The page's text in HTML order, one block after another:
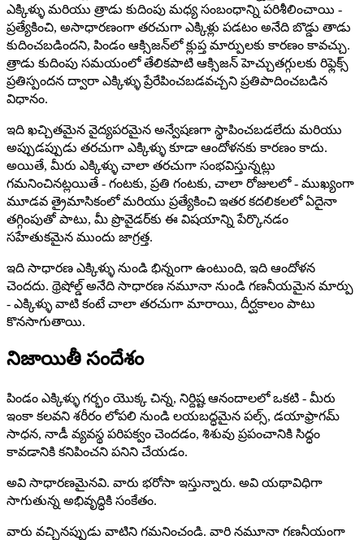
ఎక్కిళ్ళు మరియు త్రాడు కుదింపు మధ్య సంబంధాన్ని పరిశీలించాయి -
ప్రత్యేకించి, అసాధారణంగా తరచుగా ఎక్కిళ్లు పడటం అనేది బొడ్డు తాడు
కుదించబడిందని, పిండం ఆక్సిజన్‌లో క్లుప్త మార్పులకు కారణం కావచ్చు.
త్రాడు కుదింపు సమయంలో తేలికపాటి ఆక్సిజన్ హెచ్చుతగ్గులకు రిఫ్లెక్స్
ప్రతిస్పందన ద్వారా ఎక్కిళ్ళు ప్రేరేపించబడవచ్చని ప్రతిపాదించబడిన
విధానం.
ఇది ఖచ్చితమైన వైద్యపరమైన అన్వేషణగా స్థాపించబడలేదు మరియు
అప్పుడప్పుడు తరచుగా ఎక్కిళ్ళు కూడా ఆందోళనకు కారణం కాదు.
అయితే, మీరు ఎక్కిళ్ళు చాలా తరచుగా సంభవిస్తున్నట్లు
గమనించినట్లయితే - గంటకు, ప్రతి గంటకు, చాలా రోజులలో - ముఖ్యంగా
మూడవ త్రైమాసికంలో మరియు ప్రత్యేకించి ఇతర కదలికలలో ఏదైనా
తగ్గింపుతో పాటు, మీ ప్రొవైడర్‌కు ఈ విషయాన్ని పేర్కొనడం
సహేతుకమైన ముందు జాగ్రత్త.
ఇది సాధారణ ఎక్కిళ్ళు నుండి భిన్నంగా ఉంటుంది, ఇది ఆందోళన
చెందదు. థ్రెషోల్డ్ అనేది సాధారణ నమూనా నుండి గణనీయమైన మార్పు
- ఎక్కిళ్ళు వాటి కంటే చాలా తరచుగా మారాయి, దీర్ఘకాలం పాటు
కొనసాగుతాయి.
నిజాయితీ సందేశం
పిండం ఎక్కిళ్ళు గర్భం యొక్క చిన్న, నిర్దిష్ట ఆనందాలలో ఒకటి - మీరు
ఇంకా కలవని శరీరం లోపలి నుండి లయబద్ధమైన పల్స్, డయాఫ్రాగమ్
సాధన, నాడీ వ్యవస్థ పరిపక్వం చెందడం, శిశువు ప్రపంచానికి సిద్ధం
కావడానికి కనిపించని పనిని చేయడం.
అవి సాధారణమైనవి. వారు భరోసా ఇస్తున్నారు. అవి యథావిధిగా
సాగుతున్న అభివృద్ధికి సంకేతం.
వారు వచ్చినప్పుడు వాటిని గమనించండి. వారి నమూనా గణనీయంగా